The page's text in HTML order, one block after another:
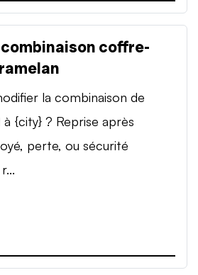
coffre-
la combinaison de
{city} ? Reprise après
perte, ou sécurité